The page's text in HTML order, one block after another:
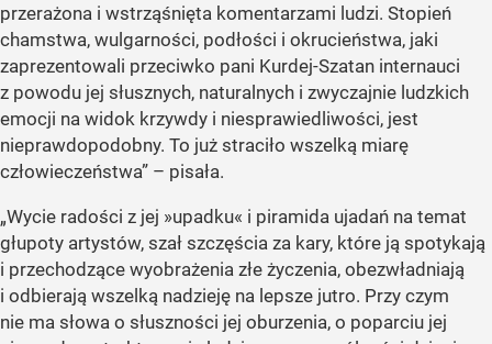
przerażona i wstrząśnięta komentarzami ludzi. Stopień
chamstwa, wulgarności, podłości i okrucieństwa, jaki
zaprezentowali przeciwko pani Kurdej-Szatan internauci
z powodu jej słusznych, naturalnych i zwyczajnie ludzkich
emocji na widok krzywdy i niesprawiedliwości, jest
nieprawdopodobny. To już straciło wszelką miarę
człowieczeństwa” – pisała.
„Wycie radości z jej »upadku« i piramida ujadań na temat
głupoty artystów, szał szczęścia za kary, które ją spotykają
i przechodzące wyobrażenia złe życzenia, obezwładniają
i odbierają wszelką nadzieję na lepsze jutro. Przy czym
nie ma słowa o słuszności jej oburzenia, o poparciu jej